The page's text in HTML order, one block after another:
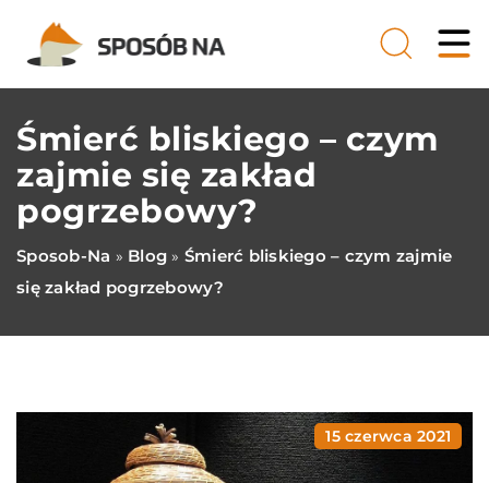
Śmierć bliskiego – czym
zajmie się zakład
pogrzebowy?
Sposob-Na » Blog » Śmierć bliskiego – czym zajmie
się zakład pogrzebowy?
15 czerwca 2021